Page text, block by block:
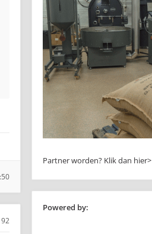
Partner worden? Klik dan hier>
Powered by: